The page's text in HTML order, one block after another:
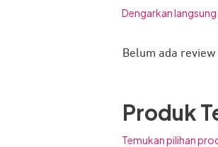
Dengarkan
Belum ada
Produk
Temukan pilihan